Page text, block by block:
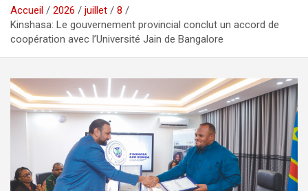
Accueil 2026 juillet
8
Kinshasa: Le gouvernement provincial conclut un accord de
coopération avec l’Université Jain de Bangalore